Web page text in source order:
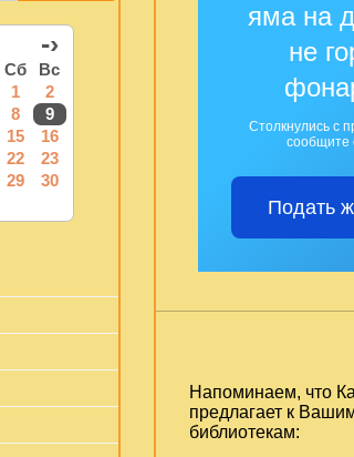
-›
Сб
Вс
1
2
8
9
15
16
22
23
29
30
яма на
не
Столкнулись с
сообщите
Подать
Напоминаем, что
предлагает к
библиотекам: